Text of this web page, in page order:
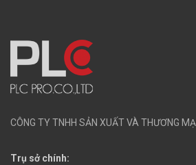
CÔNG TY TNHH SẢN XUẤT VÀ THƯƠNG
Trụ sở chính: